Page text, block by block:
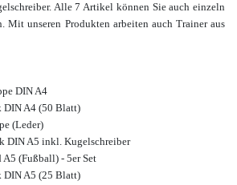
Alle 7 Artikel können Sie auch einzeln
Mit unseren Produkten arbeiten auch Trainer aus
DIN A4
DIN A4 (50 Blatt)
(Leder)
DIN A5 inkl. Kugelschreiber
A5 (Fußball) - 5er Set
DIN A5 (25 Blatt)